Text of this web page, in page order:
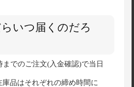
らいつ届くのだろ
までのご注文(入金確認)で当日
庫品はそれぞれの締め時間に